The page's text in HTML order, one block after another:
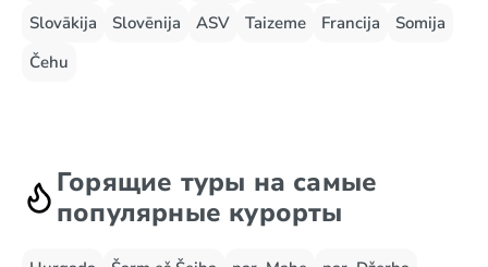
Slovākija
Slovēnija ASV Taizeme Francija
Somija
Čehu
Горящие туры на самые
популярные курорты